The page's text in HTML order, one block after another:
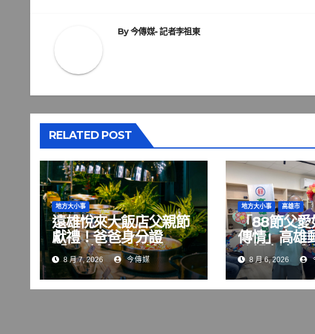
By今傳媒- 記者李祖東
RELATED POST
地方大小事
遠雄悅來大飯店父親節
獻禮！爸爸身分證
「8」越多優惠越狂，
最低只要8元！
8 月 7, 2026 今傳媒
地方大小事 高雄市
「88節父愛
傳情」高雄
父親表達感
8 月 6, 2026